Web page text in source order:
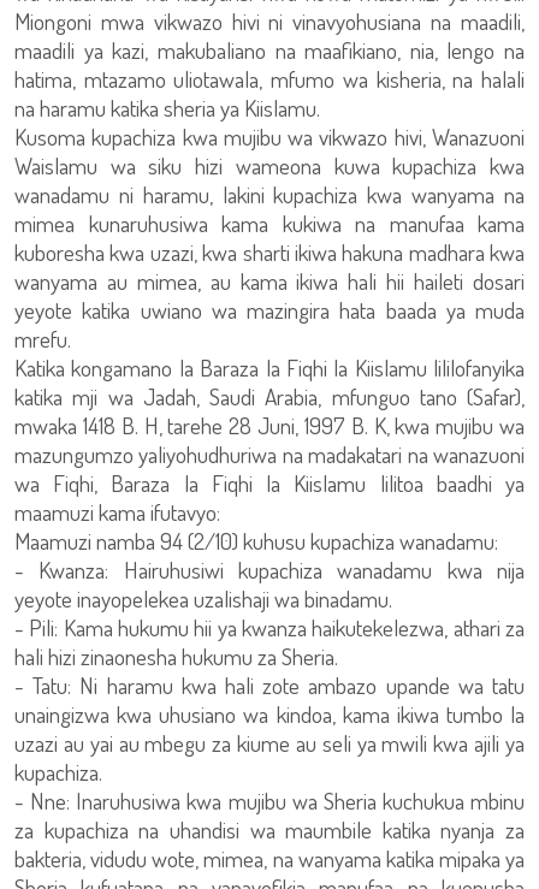
Miongoni mwa vikwazo hivi ni vinavyohusiana na maadili,
maadili ya kazi, makubaliano na maafikiano, nia, lengo na
hatima, mtazamo uliotawala, mfumo wa kisheria, na halali
na haramu katika sheria ya Kiislamu.
Kusoma kupachiza kwa mujibu wa vikwazo hivi, Wanazuoni
Waislamu wa siku hizi wameona kuwa kupachiza kwa
wanadamu ni haramu, lakini kupachiza kwa wanyama na
mimea kunaruhusiwa kama kukiwa na manufaa kama
kuboresha kwa uzazi, kwa sharti ikiwa hakuna madhara kwa
wanyama au mimea, au kama ikiwa hali hii haileti dosari
yeyote katika uwiano wa mazingira hata baada ya muda
mrefu.
Katika kongamano la Baraza la Fiqhi la Kiislamu lililofanyika
katika mji wa Jadah, Saudi Arabia, mfunguo tano (Safar),
mwaka 1418 B. H, tarehe 28 Juni, 1997 B. K, kwa mujibu wa
mazungumzo yaliyohudhuriwa na madakatari na wanazuoni
wa Fiqhi, Baraza la Fiqhi la Kiislamu lilitoa baadhi ya
maamuzi kama ifutavyo:
Maamuzi namba 94 (2/10) kuhusu kupachiza wanadamu:
- Kwanza: Hairuhusiwi kupachiza wanadamu kwa nija
yeyote inayopelekea uzalishaji wa binadamu.
- Pili: Kama hukumu hii ya kwanza haikutekelezwa, athari za
hali hizi zinaonesha hukumu za Sheria.
- Tatu: Ni haramu kwa hali zote ambazo upande wa tatu
unaingizwa kwa uhusiano wa kindoa, kama ikiwa tumbo la
uzazi au yai au mbegu za kiume au seli ya mwili kwa ajili ya
kupachiza.
- Nne: Inaruhusiwa kwa mujibu wa Sheria kuchukua mbinu
za kupachiza na uhandisi wa maumbile katika nyanja za
bakteria, vidudu wote, mimea, na wanyama katika mipaka ya